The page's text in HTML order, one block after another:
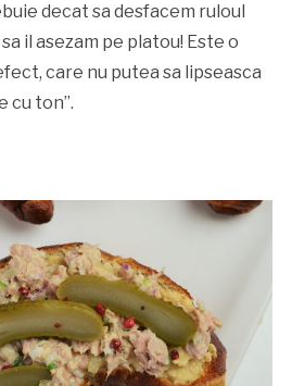
decat sa desfacem ruloul
il asezam pe platou! Este o
care nu putea sa lipseasca
cu ton”.